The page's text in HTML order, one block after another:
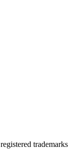
trademarks